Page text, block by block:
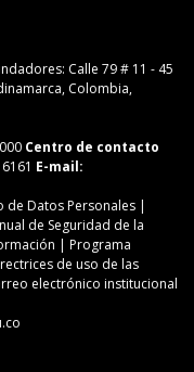
Calle 79 # 11 - 45
Colombia,
Centro de contacto
E-mail:
de Datos Personales |
de Seguridad de la
| Programa
de uso de las
electrónico institucional